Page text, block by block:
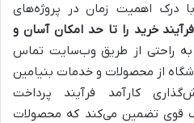
درک اهمیت زمان در پروژه‌های
فرآیند خرید را تا حد امکان آسان و
به راحتی از طریق وب‌سایت تماس
از محصولات و خدمات بنیامین
کارآمد فرآیند پرداخت
قوی تضمین می‌کند که محصولات